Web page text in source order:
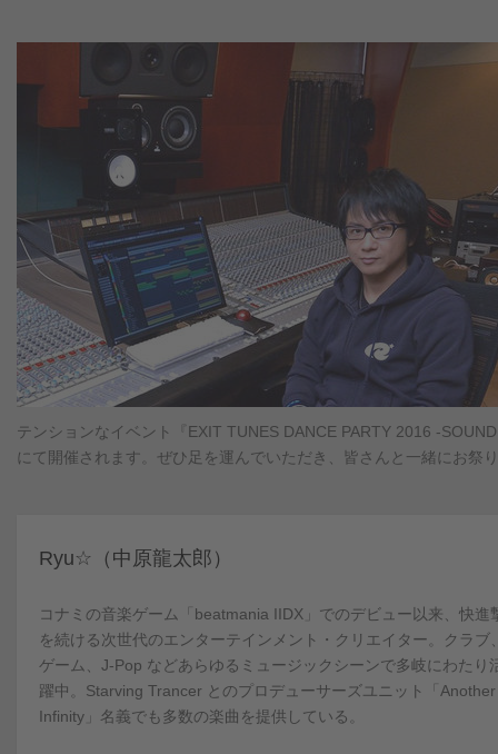
テンションなイベント『EXIT TUNES DANCE PARTY 2016 -
にて開催されます。ぜひ足を運んでいただき、皆さんと一緒にお祭
Ryu☆（中原龍太郎）
コナミの音楽ゲーム「beatmania IIDX」でのデビュー以来、快進
を続ける次世代のエンターテインメント・クリエイター。クラブ
ゲーム、J-Pop などあらゆるミュージックシーンで多岐にわたり
躍中。Starving Trancer とのプロデューサーズユニット「Another
Infinity」名義でも多数の楽曲を提供している。